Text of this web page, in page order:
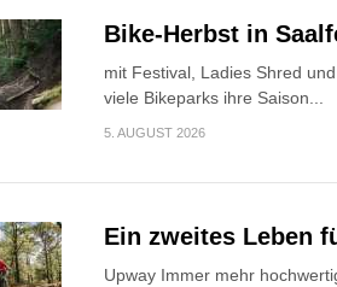
Bike-Herbst in
mit Festival, Ladies Shred
viele Bikeparks ihre Saison...
5. AUGUST 2026
Ein zweites Leben
Upway Immer mehr